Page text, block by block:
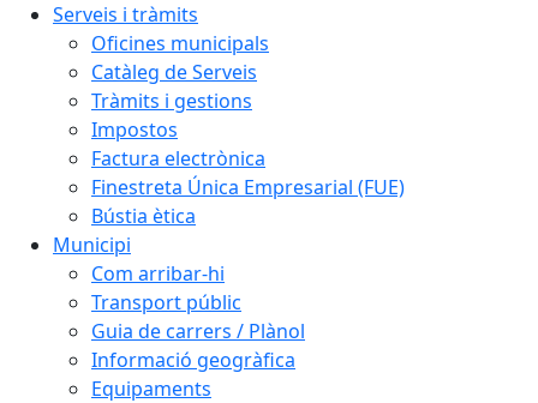
Serveis i tràmits
Oficines municipals
Catàleg de Serveis
Tràmits i gestions
Impostos
Factura electrònica
Finestreta Única Empresarial (FUE)
Bústia ètica
Municipi
Com arribar-hi
Transport públic
Guia de carrers / Plànol
Informació geogràfica
Equipaments